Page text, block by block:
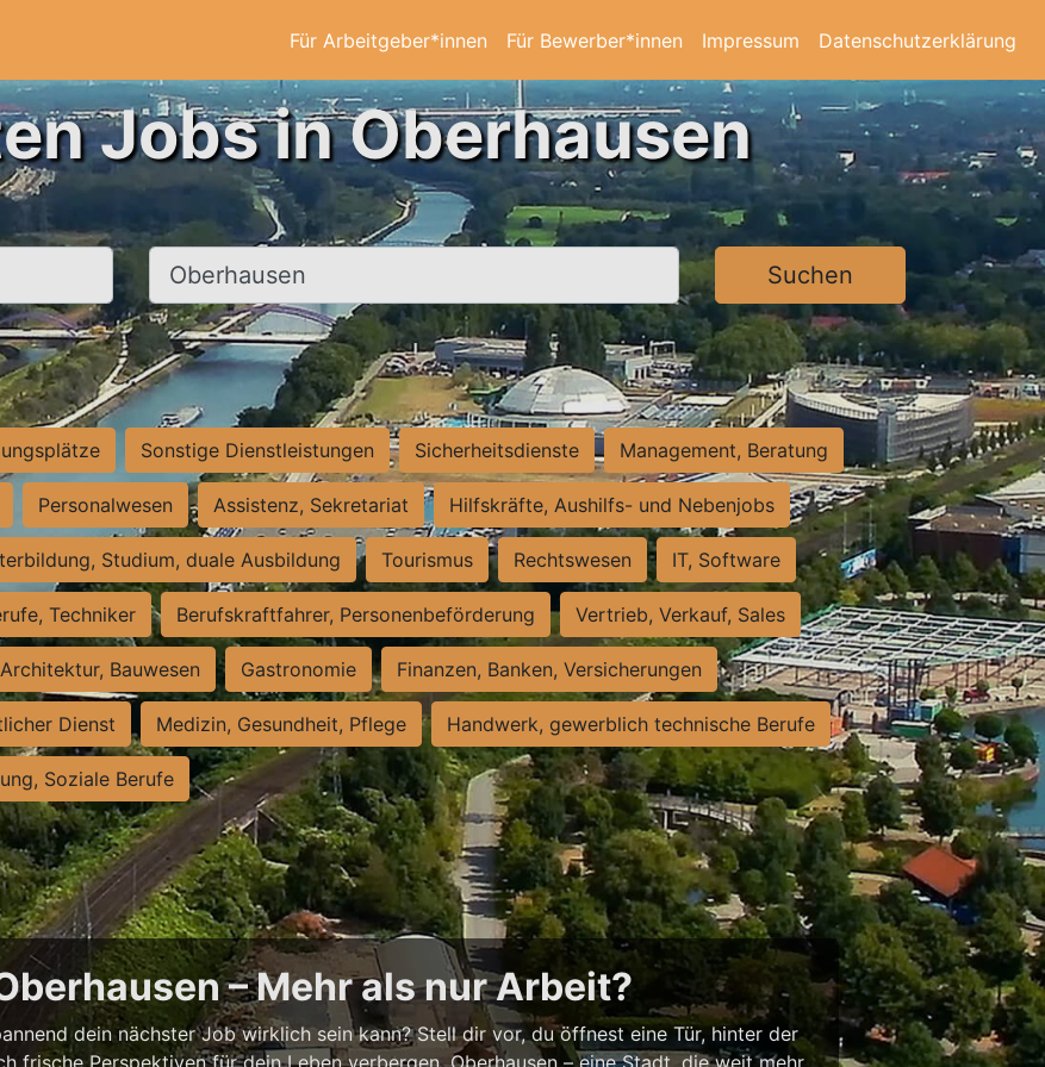
Für Arbeitgeber*innen Für Bewerber*innen Impressum Datenschutzerklärung
Jobs in Oberhausen
Ort, Stadt Suchen
Sonstige Dienstleistungen Sicherheitsdienste Management, Beratung
Personalwesen Assistenz, Sekretariat Hilfskräfte, Aushilfs- und Nebenjobs
Studium, duale Ausbildung Tourismus Rechtswesen IT, Software
Techniker Berufskraftfahrer, Personenbeförderung Vertrieb, Verkauf, Sales
Architektur, Bauwesen Gastronomie Finanzen, Banken, Versicherungen
Dienst Medizin, Gesundheit, Pflege Handwerk, gewerblich technische Berufe
Soziale Berufe
– Mehr als nur Arbeit?
dein nächster Job wirklich sein kann? Stell dir vor, du öffnest eine Tür, hinter der